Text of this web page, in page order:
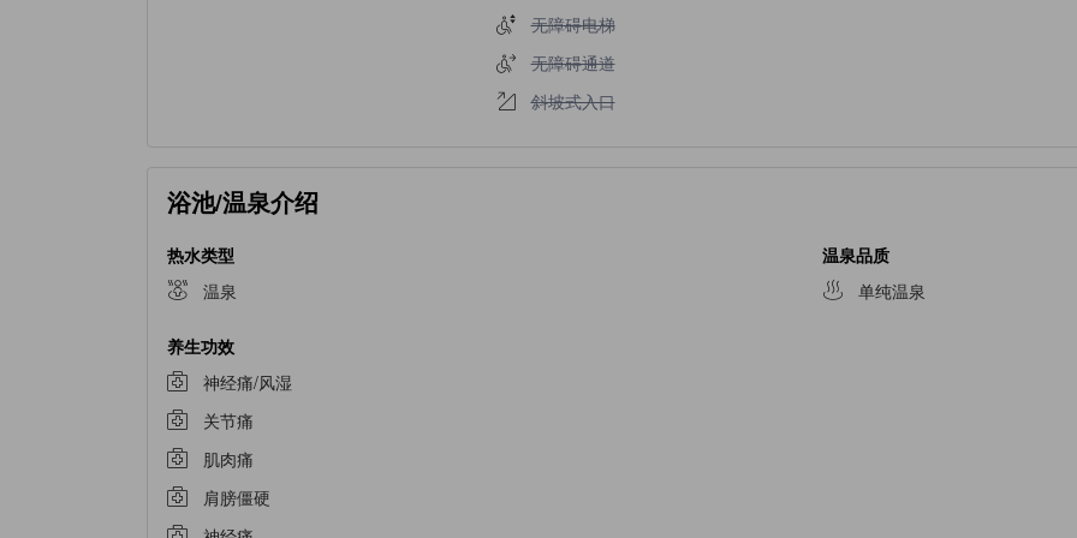
不提供无障碍电梯
无障碍电梯
不提供无障碍通道
无障碍通道
不提供斜坡式入口
斜坡式入口
浴池/温泉介绍
热水类型
温泉
养生功效
神经痛/风湿
关节痛
肌肉痛
肩膀僵硬
温泉品质
单纯温泉